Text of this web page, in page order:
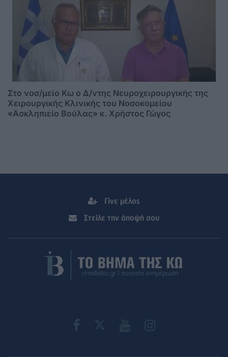
Στο νοσ/μείο Κω ο Δ/ντης Νευροχειρουργικής της
Χειρουργικής Κλινικής του Νοσοκομείου
«Ασκληπιείο Βούλας» κ. Χρήστος Γώγος
Γίνε μέλος
Στείλε την άποψή σου